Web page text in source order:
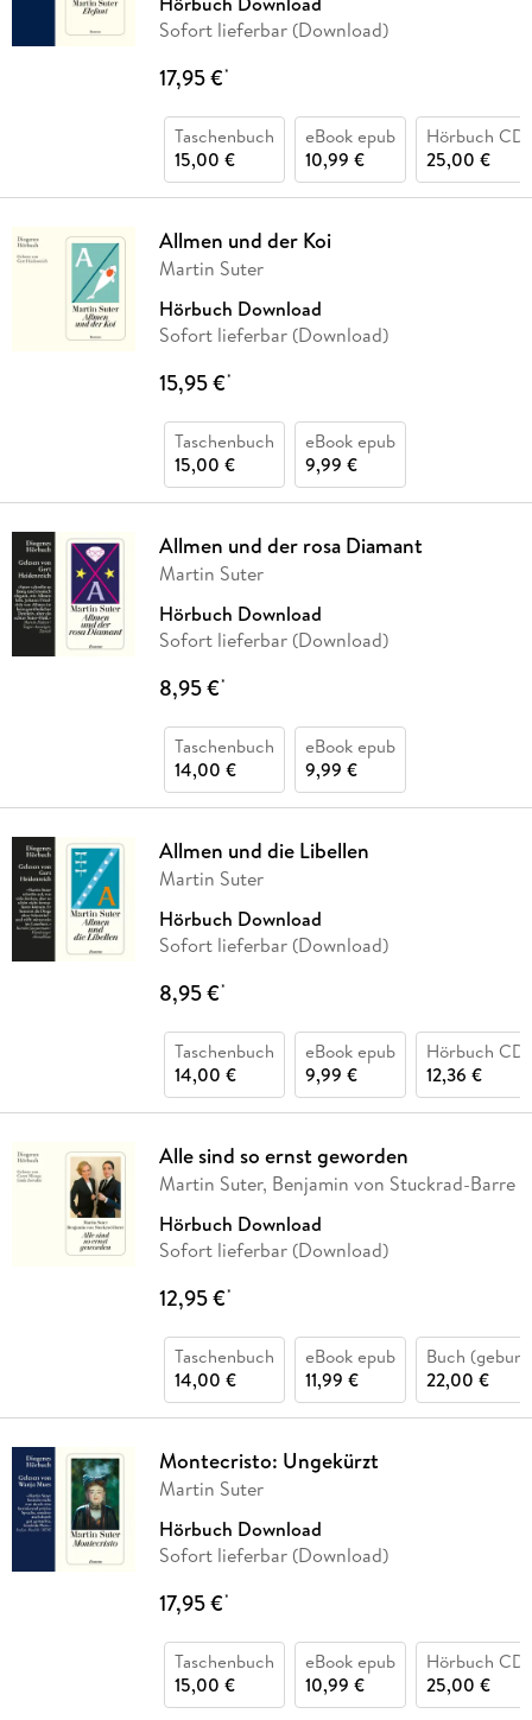
Sofort lieferbar (Download)
17,95 €*
Taschenbuch
15,00 €
eBook epub
10,99 €
Hörbuch CD
25,00 €
Allmen und der Koi
Martin Suter
Hörbuch Download
Sofort lieferbar (Download)
15,95 €*
Taschenbuch
15,00 €
eBook epub
9,99 €
Allmen und der rosa Diamant
Martin Suter
Hörbuch Download
Sofort lieferbar (Download)
8,95 €*
Taschenbuch
14,00 €
eBook epub
9,99 €
Allmen und die Libellen
Martin Suter
Hörbuch Download
Sofort lieferbar (Download)
8,95 €*
Taschenbuch
14,00 €
eBook epub
9,99 €
Hörbuch CD
12,36 €
Alle sind so ernst geworden
Martin Suter, Benjamin von Stuckrad-Barre
Hörbuch Download
Sofort lieferbar (Download)
12,95 €*
Taschenbuch
14,00 €
eBook epub
11,99 €
Buch
22,00 €
Montecristo: Ungekürzt
Martin Suter
Hörbuch Download
Sofort lieferbar (Download)
17,95 €*
Taschenbuch
15,00 €
eBook epub
10,99 €
Hörbuch CD
25,00 €